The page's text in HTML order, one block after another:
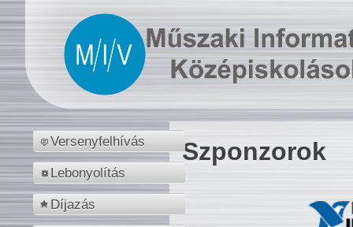
Versenyfelhívás
Lebonyolítás
Díjazás
Szponzorok